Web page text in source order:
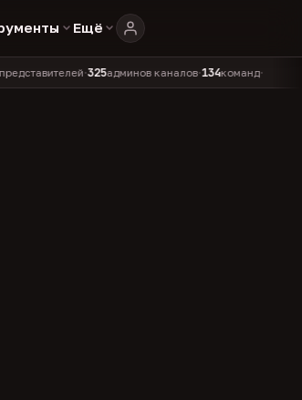
Ещё
•325админов каналов•134команд•